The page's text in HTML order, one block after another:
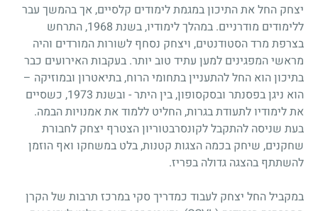
יצחק החל את התיכון במגמת לימודים קלסיים, אך בהמשך עבר
ללימודים מודרניים. במהלך לימודיו, בשנת 1968, התרחש
בצרפת מרד הסטודנטים, ויצחק נסחף לשורות המורדים והיה
מראשי המפגינים למען עתיד טוב יותר. בעקבות האירועים כבר
בתיכון הוא החל להתעניין בתחומי הרוח, בתיאטרון ובמוזיקה –
הוא ניגן בפסנתר ובסקסופון, בין היתר - ובשנת 1973, כשסיים
את לימודיו לתעודת בגרות, החליט ללמוד את אמנויות הבמה.
בעת שניסה להתקבל לקונסרבטוריון הצטרף יצחק לחבורת
שחקנים, שיחק בכמה הצגות קטנות, בלט במשחקו ואף הוזמן
להשתתף בהצגה גדולה בפריז.
במקביל החל יצחק לעבוד כמדריך סקי במרכז תרבות של הקרן